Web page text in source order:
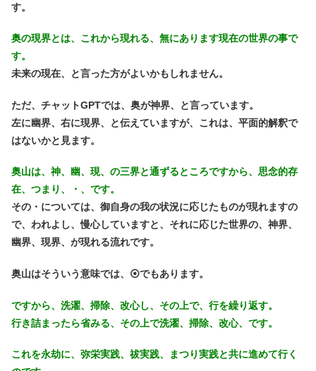
す。
奥の現界とは、これから現れる、無にあります現在の世界の事で
す。
未来の現在、と言った方がよいかもしれません。
ただ、チャットGPTでは、奥が神界、と言っています。
左に幽界、右に現界、と伝えていますが、これは、平面的解釈で
はないかと見ます。
奥山は、神、幽、現、の三界と通ずるところですから、思念的存
在、つまり、・、です。
その・については、御自身の我の状況に応じたものが現れますの
で、 われよし、慢心していますと、それに応じた世界の、神界、
幽界、現界、が現れる流れです。
奥山はそういう意味では、⦿でもあります。
ですから、洗濯、掃除、改心し、その上で、行を繰り返す。
行き詰まったら省みる、その上で洗濯、掃除、改心、です。
これを永劫に、弥栄実践、祓実践、まつり実践と共に進めて行く